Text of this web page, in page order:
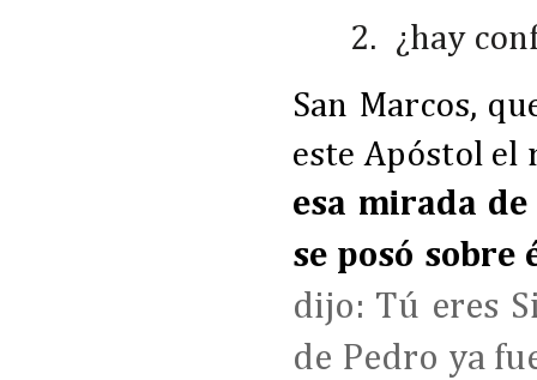
2. ¿hay
San Marcos,
este Apóstol el
esa mirada
se posó sobre
dijo: Tú eres
de Pedro ya